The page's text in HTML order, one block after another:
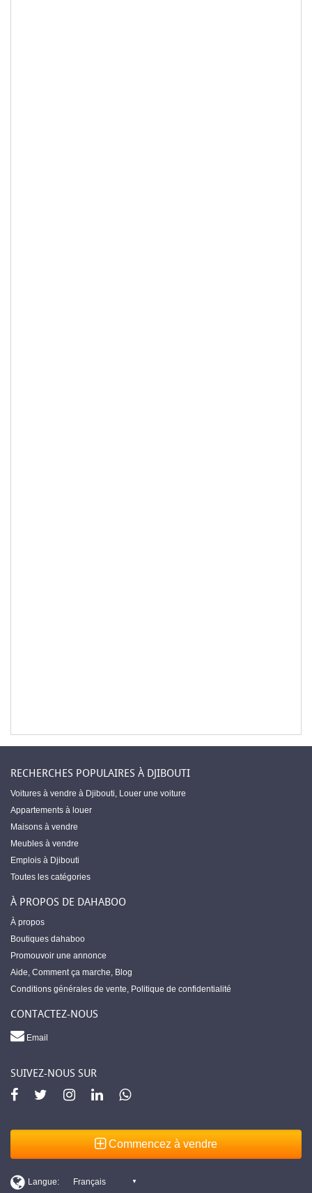
RECHERCHES POPULAIRES À DJIBOUTI
Voitures à vendre à Djibouti, Louer une voiture
Appartements à louer
Maisons à vendre
Meubles à vendre
Emplois à Djibouti
Toutes les catégories
À PROPOS DE DAHABOO
À propos
Boutiques dahaboo
Promouvoir une annonce
Aide, Comment ça marche, Blog
Conditions générales de vente, Politique de confidentialité
CONTACTEZ-NOUS
Email
SUIVEZ-NOUS SUR
Commencez à vendre